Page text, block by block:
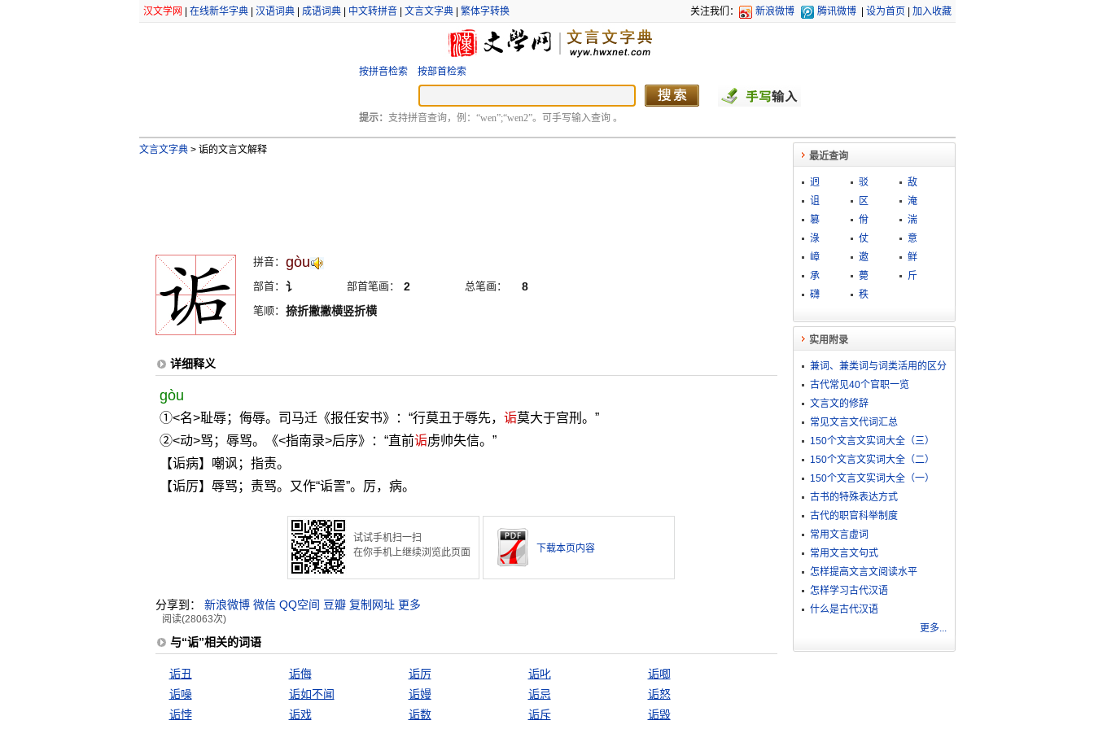
汉文学网 在线新华字典| 汉语词典| 成语词典| 中文转拼音| 文言文字典| 繁体字转换 关注我们： 新浪微博 腾讯微博 设为首页 加入收藏
按拼音检索 按部首检索
提示： 支持拼音查询，例：“wen”;“wen2”。可手写输入查询 。
文言文字典 >诟的文言文解释
拼音： gòu
部首： 讠 部首笔画： 2 总笔画： 8
笔顺： 捺折撇撇横竖折横
详细释义
gòu
①<名>耻辱；侮辱。司马迁《报任安书》：“行莫丑于辱先， 诟莫大于宫刑。”
②<动>骂；辱骂。《<指南录>后序》：“直前诟虏帅失信。”
【诟病】嘲讽；指责。
【诟厉】辱骂；责骂。又作“诟詈”。厉，病。
试试手机扫一扫
在你手机上继续浏览此页面
下载本页内容
分享到： 新浪微博 微信 QQ空间 豆瓣 复制网址 更多
阅读(28063次)
与“诟”相关的词语
诟丑 诟侮 诟厉 诟叱
诟唧
诟噪
诟如不闻 诟嫚 诟忌
诟怒
诟悖
诟戏 诟数 诟斥
诟毁
最近查询
迥 驳
敌
诅
区
淹
篡
佾
湍
淥
仗
意
嶂
邀
鲜
承
薨
斤
礴
秩
实用附录
兼词、兼类词与词类活用的区分
古代常见40个官职一览
文言文的修辞
常见文言文代词汇总
150个文言文实词大全（三）
150个文言文实词大全（二）
150个文言文实词大全（一）
古书的特殊表达方式
古代的职官科举制度
常用文言虚词
常用文言文句式
怎样提高文言文阅读水平
怎样学习古代汉语
什么是古代汉语
更多...